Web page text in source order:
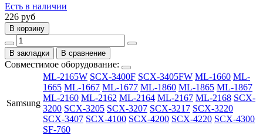
Есть в наличии
226 руб
В корзину
В закладки В сравнение
Совместимое оборудование:
Samsung
ML-2165W SCX-3400F SCX-3405FW ML-1660 ML-
1665 ML-1667 ML-1677 ML-1860 ML-1865 ML-1867
ML-2160 ML-2162 ML-2164 ML-2167 ML-2168 SCX-
3200 SCX-3205 SCX-3207 SCX-3217 SCX-3220
SCX-3407 SCX-4100 SCX-4200 SCX-4220 SCX-4300
SF-760